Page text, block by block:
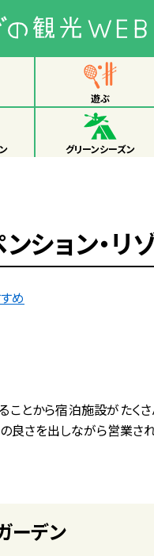
遊ぶ
グリーンシーズン
ション・リ
め
とから宿泊施設がたく
さを出しながら営業さ
ーデン